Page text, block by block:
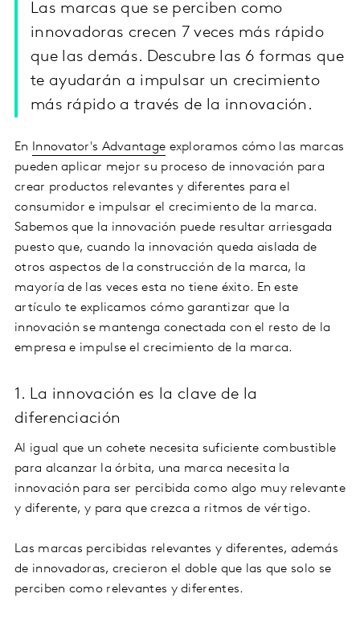
Las marcas que se perciben como
innovadoras crecen 7 veces más rápido
que las demás. Descubre las 6 formas que
te ayudarán a impulsar un crecimiento
más rápido a través de la innovación.
En Innovator's Advantage exploramos cómo las marcas
pueden aplicar mejor su proceso de innovación para
crear productos relevantes y diferentes para el
consumidor e impulsar el crecimiento de la marca.
Sabemos que la innovación puede resultar arriesgada
puesto que, cuando la innovación queda aislada de
otros aspectos de la construcción de la marca, la
mayoría de las veces esta no tiene éxito. En este
artículo te explicamos cómo garantizar que la
innovación se mantenga conectada con el resto de la
empresa e impulse el crecimiento de la marca.
1. La innovación es la clave de la
diferenciación
Al igual que un cohete necesita suficiente combustible
para alcanzar la órbita, una marca necesita la
innovación para ser percibida como algo muy relevante
y diferente, y para que crezca a ritmos de vértigo.
Las marcas percibidas relevantes y diferentes, además
de innovadoras, crecieron el doble que las que solo se
perciben como relevantes y diferentes.